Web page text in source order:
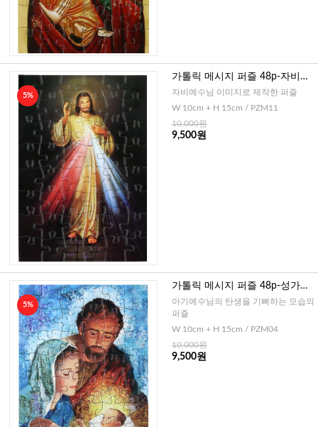
5%
가톨릭 메시지 퍼즐 48p-자비예
수님(이태리)
자비예수님 이미지로 제작한 퍼즐
W 10cm + H 15cm / PZM11
10,000원
9,500원
5%
가톨릭 메시지 퍼즐 48p-성가정
1(이태리)
아기예수님의 탄생을 기뻐하는 모습의
퍼즐
W 10cm + H 15cm / PZM04
10,000원
9,500원